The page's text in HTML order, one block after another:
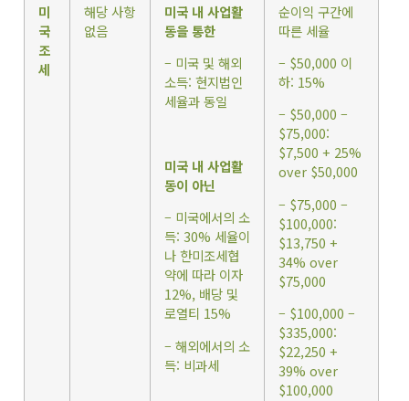
미
국
조
세
해당 사항
없음
미국 내 사업활
동을 통한
– 미국 및 해외
소득: 현지법인
세율과 동일
미국 내 사업활
동이 아닌
– 미국에서의 소
득: 30% 세율이
나 한미조세협
약에 따라 이자
12%, 배당 및
로열티 15%
– 해외에서의 소
득: 비과세
순이익 구간에
따른 세율
– $50,000 이
하: 15%
– $50,000 –
$75,000:
$7,500 + 25%
over $50,000
– $75,000 –
$100,000:
$13,750 +
34% over
$75,000
– $100,000 –
$335,000:
$22,250 +
39% over
$100,000